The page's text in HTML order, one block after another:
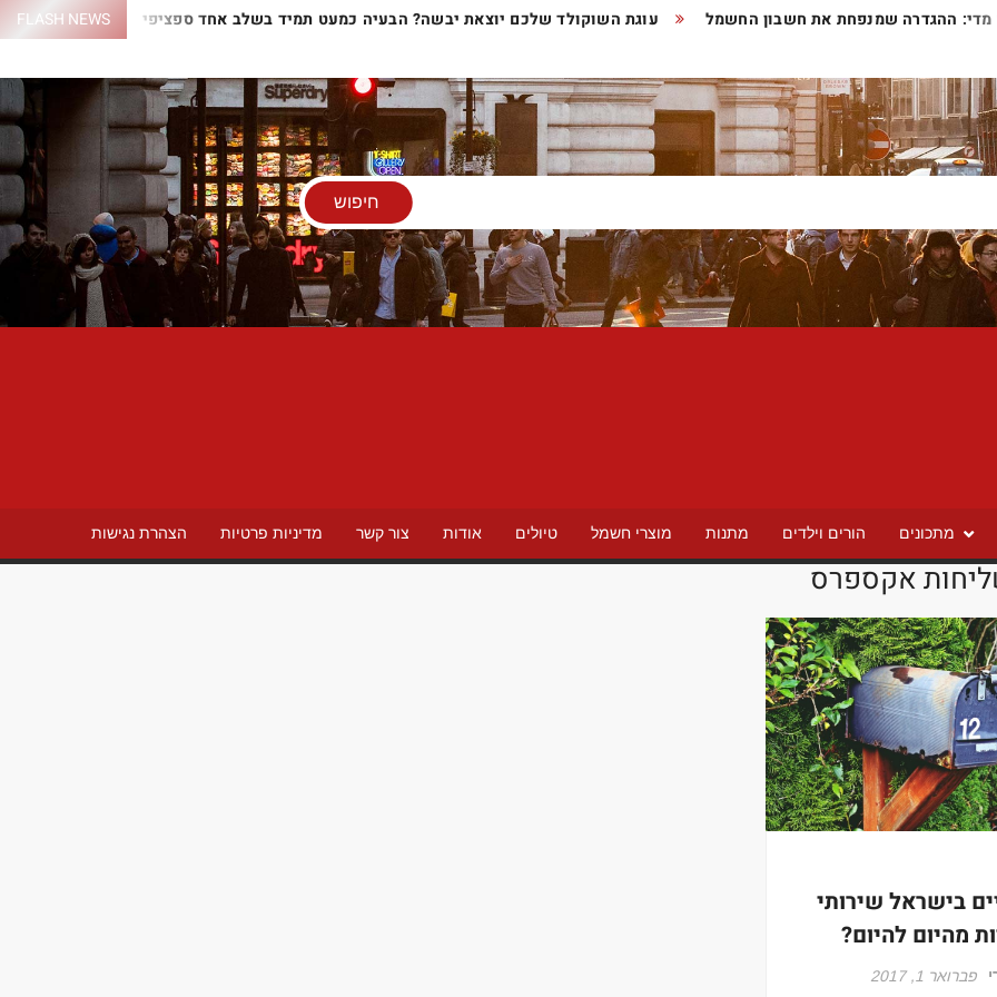
FLASH NEWS
התנור עוגת השוקולד שלכם יוצאת יבשה? הבעיה כמעט תמיד בשלב אחד ספציפי מדי: ההגדרה שמנפחת את חשבון החשמל
מתכונים הורים וילדים מתנות מוצרי חשמל טיולים אודות צור קשר מדיניות פרטיות הצהרת נגישות
אקספרס
בישראל שירותי
מהיום להיום?
פברואר 1, 2017